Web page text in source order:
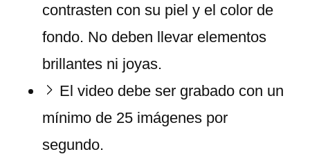
contrasten con su piel y el color de
fondo. No deben llevar elementos
brillantes ni joyas.
El video debe ser grabado con un
mínimo de 25 imágenes por
segundo.